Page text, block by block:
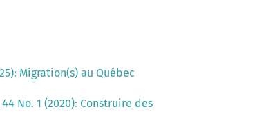
Migration(s) au Québec
No. 1 (2020): Construire des